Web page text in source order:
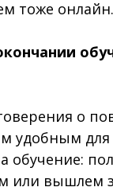
тоже онлайн.
о
удобным для
обучение:
или вышлем